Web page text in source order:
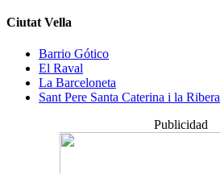
Ciutat Vella
Barrio Gótico
El Raval
La Barceloneta
Sant Pere Santa Caterina i la Ribera
Publicidad